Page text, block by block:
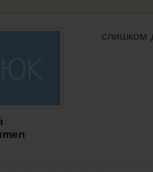
слишком